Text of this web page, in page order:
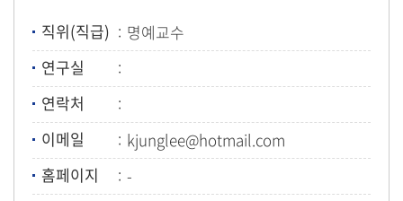
직위(직급)
명예교수
연구실
연락처
이메일
kjunglee@hotmail.com
홈페이지
-